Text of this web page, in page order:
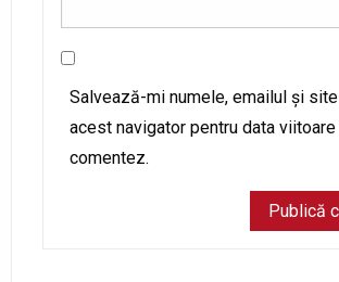
Salvează-mi numele, emailul și
acest navigator pentru data
comentez.